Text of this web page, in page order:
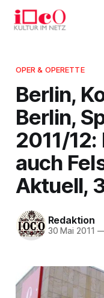
OPER & OPERETTE
Berlin,
Berlin,
2011/
auch
Aktuell,
Redaktion
30 Mai 2011